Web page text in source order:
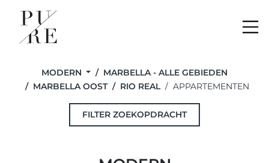
MODERN
MARBELLA - ALLE GEBIEDEN
MARBELLA OOST
RIO REAL APPARTEMENTEN
FILTER ZOEKOPDRACHT